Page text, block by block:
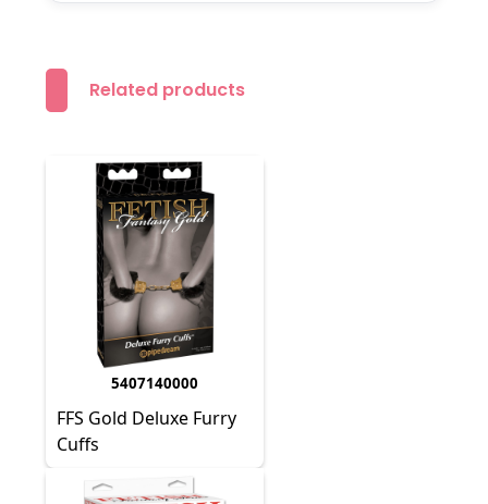
Related products
5407140000
FFS Gold Deluxe Furry
Cuffs